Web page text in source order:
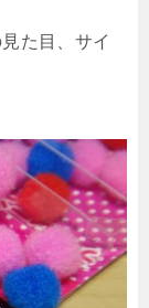
た目、サイ